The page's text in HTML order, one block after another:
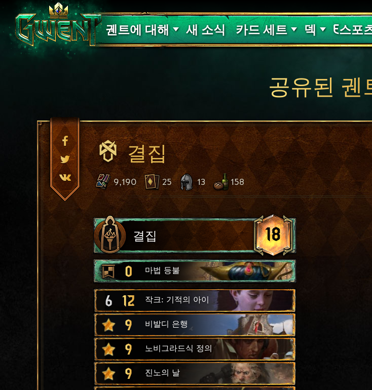
궨트에 대해
고객 지원
새 소식 카드 세트
핏빛 저주
덱
덱 가이드
E스포
공유된 궨
결집
9,190 25 13 158
결집 18
0 마법 등불
6 12 작크: 기적의 아이
9 비발디 은행
9 노비그라드식 정의
9 진노의 날